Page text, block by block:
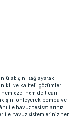
akışını sağlayarak
ve kaliteli çözümler
özel hem de ticari
önleyerek pompa ve
ile havuz tesisatlarınız
ile havuz sistemleriniz her